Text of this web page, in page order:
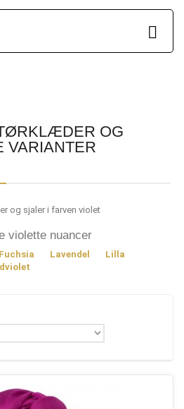
OG
VARIANTER
og sjaler i farven violet
violette nuancer
Fuchsia Lavendel
Lilla